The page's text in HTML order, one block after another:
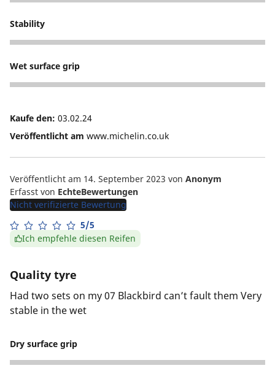
5
Stability
5
Wet surface grip
5
Kaufe den: 03.02.24
Veröffentlicht am www.michelin.co.uk
Veröffentlicht am 14. September 2023 von Anonym
Erfasst von EchteBewertungen
Nicht verifizierte Bewertung
5/5
Ich empfehle diesen Reifen
Quality tyre
Had two sets on my 07 Blackbird can’t fault them Very
stable in the wet
Dry surface grip
5